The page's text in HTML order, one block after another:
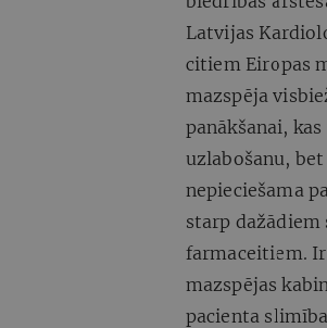
Latvijas
citiem Eiropas
mazspēja
panākšanai,
uzlabošanu,
nepieciešama
starp
farmaceitiem.
mazspējas
pacienta